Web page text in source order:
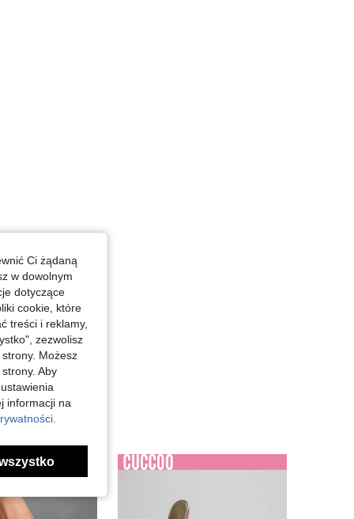
Ci żądaną
w dowolnym
dotyczące
cookie, które
treści i reklamy,
zezwolisz
Możesz
Aby
informacji na